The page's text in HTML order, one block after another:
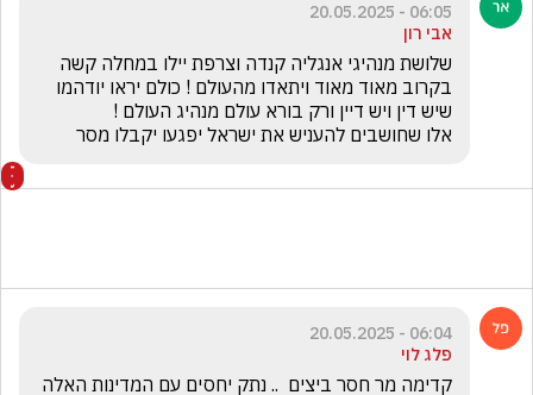
06:05 - 20.05.2025
אבי רון
אלו שחושבים להעניש את ישראל יפגעו יקבלו מסר
06:04 - 20.05.2025
פלג לוי